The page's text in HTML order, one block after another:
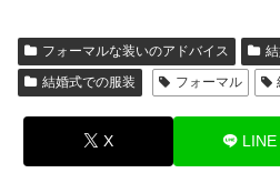
フォーマルな装いのアドバイス
結婚式での服装
フォーマル
X LINE